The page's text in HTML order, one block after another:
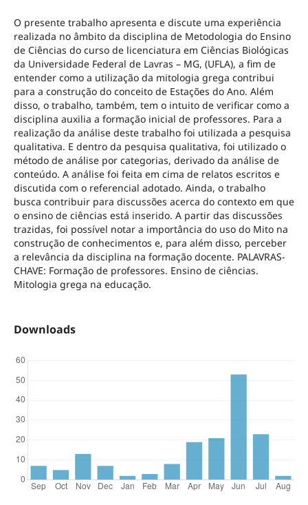
O presente trabalho apresenta e discute uma experiência
realizada no âmbito da disciplina de Metodologia do Ensino
de Ciências do curso de licenciatura em Ciências Biológicas
da Universidade Federal de Lavras – MG, (UFLA), a fim de
entender como a utilização da mitologia grega contribui
para a construção do conceito de Estações do Ano. Além
disso, o trabalho, também, tem o intuito de verificar como a
disciplina auxilia a formação inicial de professores. Para a
realização da análise deste trabalho foi utilizada a pesquisa
qualitativa. E dentro da pesquisa qualitativa, foi utilizado o
método de análise por categorias, derivado da análise de
conteúdo. A análise foi feita em cima de relatos escritos e
discutida com o referencial adotado. Ainda, o trabalho
busca contribuir para discussões acerca do contexto em que
o ensino de ciências está inserido. A partir das discussões
trazidas, foi possível notar a importância do uso do Mito na
construção de conhecimentos e, para além disso, perceber
a relevância da disciplina na formação docente. PALAVRAS-
CHAVE: Formação de professores. Ensino de ciências.
Mitologia grega na educação.
Downloads